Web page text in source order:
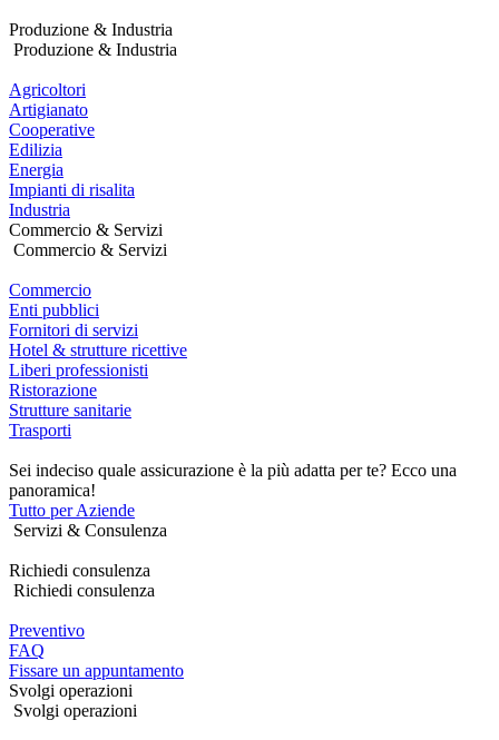
Produzione & Industria
Produzione & Industria
Agricoltori
Artigianato
Cooperative
Edilizia
Energia
Impianti di risalita
Industria
Commercio & Servizi
Commercio & Servizi
Commercio
Enti pubblici
Fornitori di servizi
Hotel & strutture ricettive
Liberi professionisti
Ristorazione
Strutture sanitarie
Trasporti
Sei indeciso quale assicurazione è la più adatta per te? Ecco una
panoramica!
Tutto per Aziende
Servizi & Consulenza
Richiedi consulenza
Richiedi consulenza
Preventivo
FAQ
Fissare un appuntamento
Svolgi operazioni
Svolgi operazioni